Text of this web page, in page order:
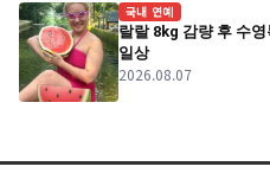
국내 연예
랄랄 8kg 감량 후 수
일상
2026.08.07